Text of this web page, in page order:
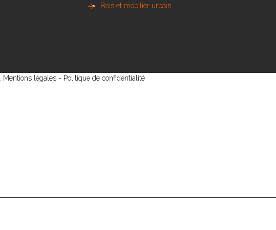
Bois et mobilier urbain
Mentions légales- Politique de confidentialité